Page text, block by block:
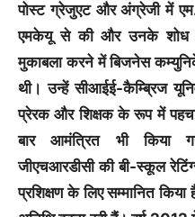
पोस्ट ग्रेजुएट और अंग्रेजी में
एमकेयू से की और उनके शोध
मुकाबला करने में बिजनेस
थी। उन्हें सीआईई-कैम्ब्रिज
प्रेरक और शिक्षक के रूप में
बार आमंत्रित भी किया
जीएचआरडीसी की बी-स्कूल
प्रशिक्षण के लिए सम्मानित